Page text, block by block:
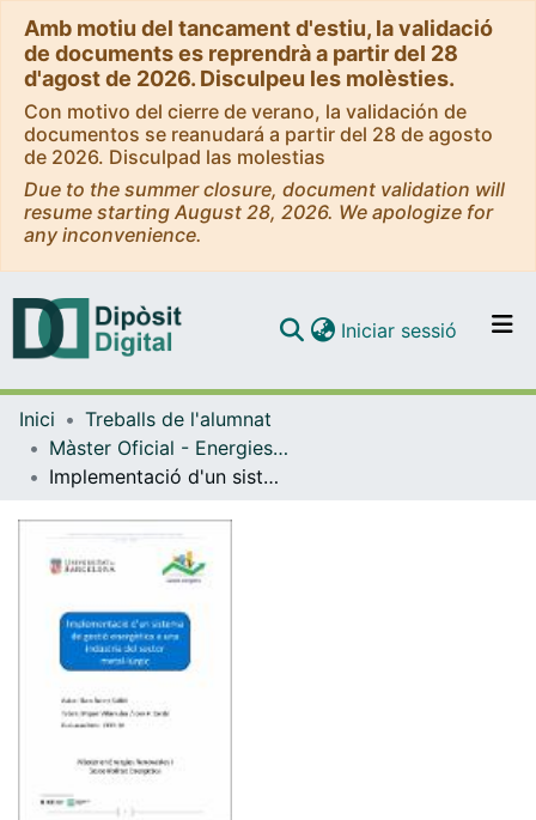
Amb motiu del tancament d'estiu, la validació
de documents es reprendrà a partir del 28
d'agost de 2026. Disculpeu les molèsties.
Con motivo del cierre de verano, la validación de
documentos se reanudará a partir del 28 de agosto
de 2026. Disculpad las molestias
Due to the summer closure, document validation will
resume starting August 28, 2026. We apologize for
any inconvenience.
Navega per tot el DD
Com publicar
Iniciar sessió (current)
Inici
Treballs de l'alumnat
Màster Oficial - Energies Renovables i Sostenibilitat Energètica
Implementació d'un sistema de gestió energètica a una indústria del sector metal·lúrgic